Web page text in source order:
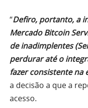
“Defiro, portanto, a
Mercado Bitcoin
de inadimplentes
perdurar até o
fazer consistente na
a decisão a que a
acesso.